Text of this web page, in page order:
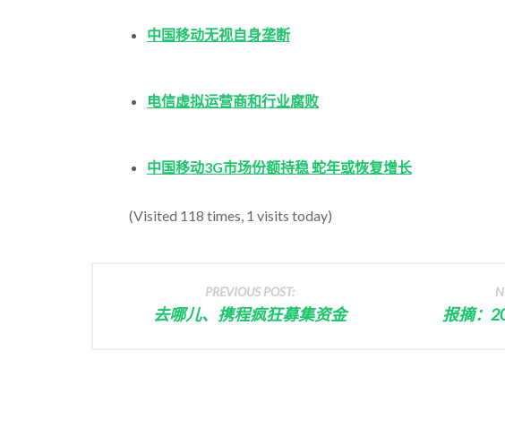
中国移动无视自身垄断
电信虚拟运营商和行业腐败
中国移动3G市场份额持稳 蛇年或恢复增长
(Visited 118 times, 1 visits today)
PREVIOUS POST:
去哪儿、携程疯狂募集资金 报摘：